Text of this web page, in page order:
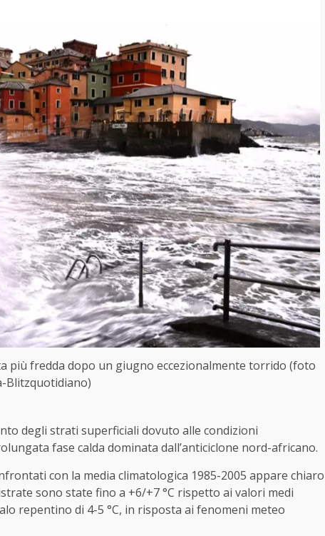
più fredda dopo un giugno eccezionalmente torrido (foto
Blitzquotidiano)
degli strati superficiali dovuto alle condizioni
fase calda dominata dall’anticiclone nord-africano.
con la media climatologica 1985-2005 appare chiaro
sono state fino a +6/+7 °C rispetto ai valori medi
repentino di 4-5 °C, in risposta ai fenomeni meteo